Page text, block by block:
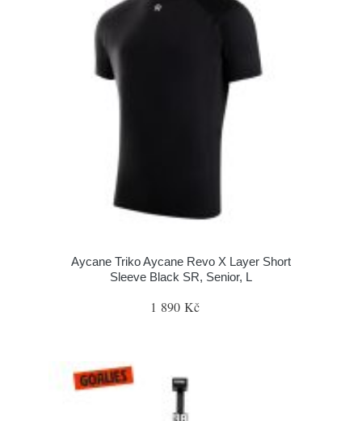
Aycane Triko Aycane Revo X Layer Short
Sleeve Black SR, Senior, L
1 890 Kč